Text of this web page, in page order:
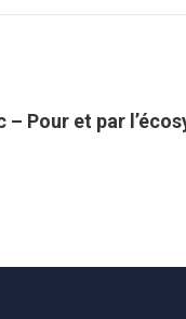
– Pour et par